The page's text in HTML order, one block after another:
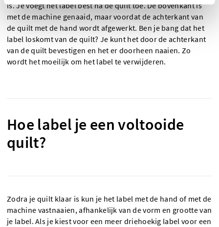
is. Je voegt het label best na de quilt toe. De bovenkant is
met de machine genaaid, maar voordat de achterkant van
de quilt met de hand wordt afgewerkt. Ben je bang dat het
label loskomt van de quilt? Je kunt het door de achterkant
van de quilt bevestigen en het er doorheen naaien. Zo
wordt het moeilijk om het label te verwijderen.
Hoe label je een voltooide
quilt?
Zodra je quilt klaar is kun je het label met de hand of met de
machine vastnaaien, afhankelijk van de vorm en grootte van
je label. Als je kiest voor een meer driehoekig label voor een